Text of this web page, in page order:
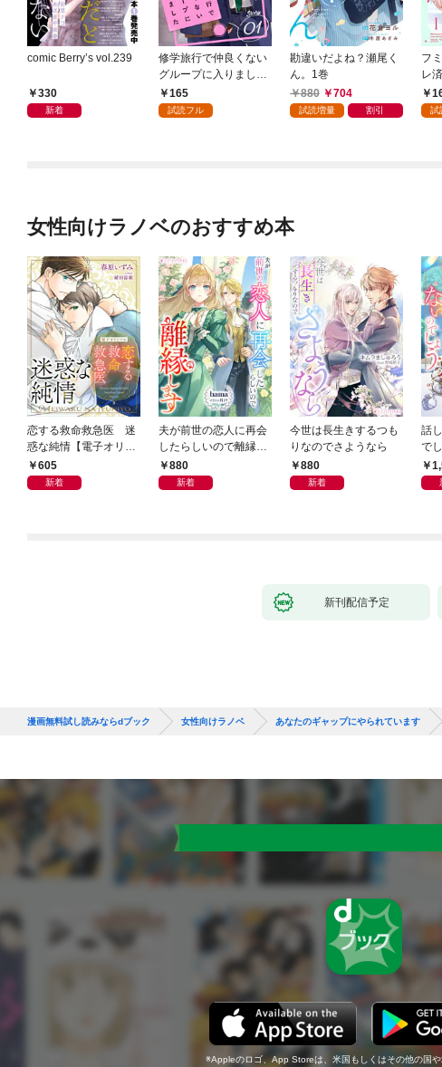
comic Berry’s vol.239
330
新着
修学旅行で仲良くない
グループに入りました
【単話版】1巻
165
試読フル
勘違いだよね？瀬尾く
ん。1巻
880
704
試読増量 割引
フ
レ
版
試
女性向けラノベのおすすめ本
恋する救命救急医 迷
惑な純情【電子オリジ
ナル】
605
新着
夫が前世の恋人に再会
したらしいので離縁し
ます880
新着
今世は長生きするつも
りなのでさようなら
880
新着
話
で
新刊配信予定
漫画無料試し読みならdブック 女性向けラノベ あなたのギャップにやられています
Appleのロゴ、App Storeは、米国もしくはその他の国